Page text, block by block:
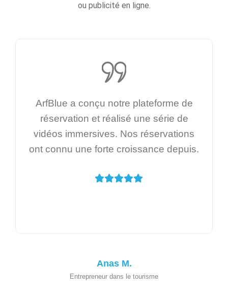
ou publicité en ligne.
Anas M.
Entrepreneur dans le tourisme
ArfBlue a conçu notre plateforme de
réservation et réalisé une série de
vidéos immersives. Nos réservations
ont connu une forte croissance depuis.